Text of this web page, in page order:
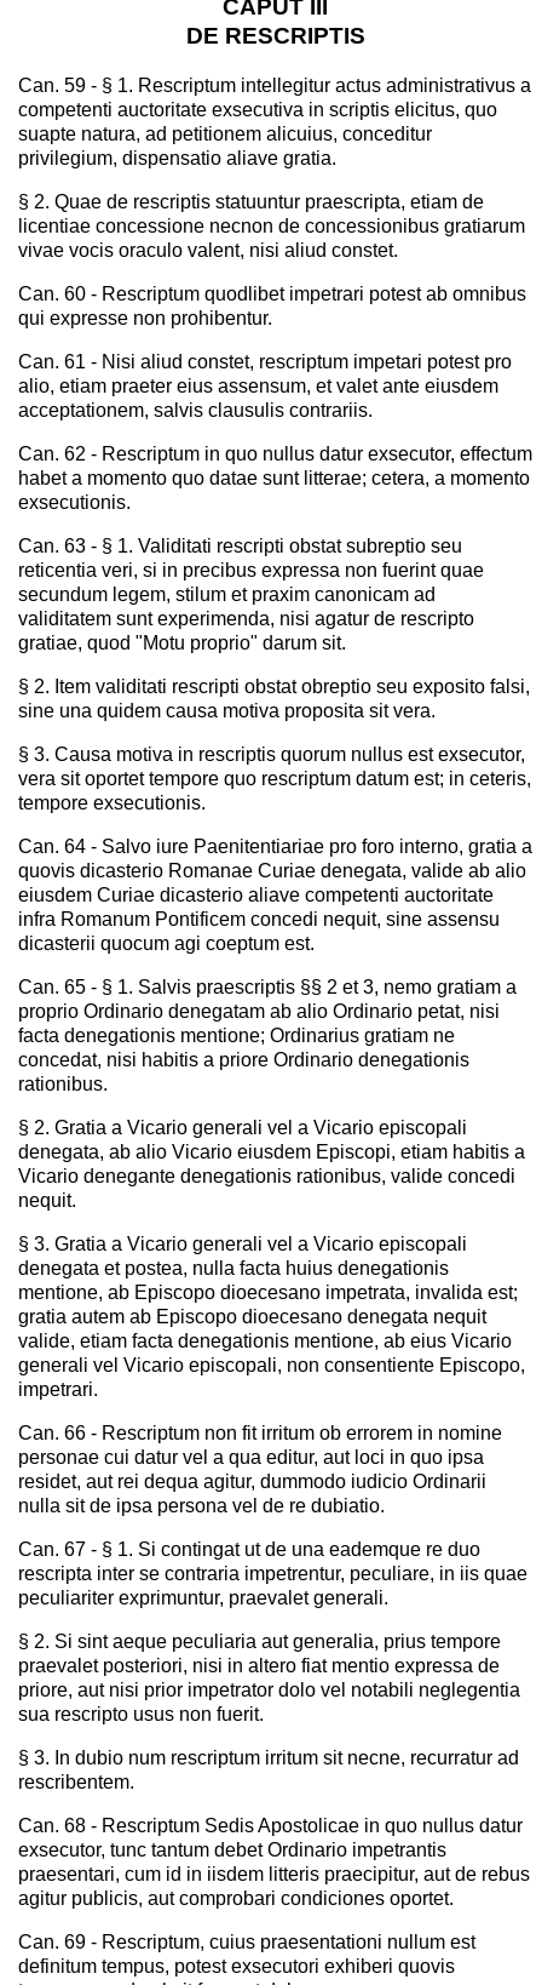
CAPUT III
DE RESCRIPTIS
Can. 59 - § 1. Rescriptum intellegitur actus administrativus a
competenti auctoritate exsecutiva in scriptis elicitus, quo
suapte natura, ad petitionem alicuius, conceditur
privilegium, dispensatio aliave gratia.
§ 2. Quae de rescriptis statuuntur praescripta, etiam de
licentiae concessione necnon de concessionibus gratiarum
vivae vocis oraculo valent, nisi aliud constet.
Can. 60 - Rescriptum quodlibet impetrari potest ab omnibus
qui expresse non prohibentur.
Can. 61 - Nisi aliud constet, rescriptum impetari potest pro
alio, etiam praeter eius assensum, et valet ante eiusdem
acceptationem, salvis clausulis contrariis.
Can. 62 - Rescriptum in quo nullus datur exsecutor, effectum
habet a momento quo datae sunt litterae; cetera, a momento
exsecutionis.
Can. 63 - § 1. Validitati rescripti obstat subreptio seu
reticentia veri, si in precibus expressa non fuerint quae
secundum legem, stilum et praxim canonicam ad
validitatem sunt experimenda, nisi agatur de rescripto
gratiae, quod "Motu proprio" darum sit.
§ 2. Item validitati rescripti obstat obreptio seu exposito falsi,
sine una quidem causa motiva proposita sit vera.
§ 3. Causa motiva in rescriptis quorum nullus est exsecutor,
vera sit oportet tempore quo rescriptum datum est; in ceteris,
tempore exsecutionis.
Can. 64 - Salvo iure Paenitentiariae pro foro interno, gratia a
quovis dicasterio Romanae Curiae denegata, valide ab alio
eiusdem Curiae dicasterio aliave competenti auctoritate
infra Romanum Pontificem concedi nequit, sine assensu
dicasterii quocum agi coeptum est.
Can. 65 - § 1. Salvis praescriptis §§ 2 et 3, nemo gratiam a
proprio Ordinario denegatam ab alio Ordinario petat, nisi
facta denegationis mentione; Ordinarius gratiam ne
concedat, nisi habitis a priore Ordinario denegationis
rationibus.
§ 2. Gratia a Vicario generali vel a Vicario episcopali
denegata, ab alio Vicario eiusdem Episcopi, etiam habitis a
Vicario denegante denegationis rationibus, valide concedi
nequit.
§ 3. Gratia a Vicario generali vel a Vicario episcopali
denegata et postea, nulla facta huius denegationis
mentione, ab Episcopo dioecesano impetrata, invalida est;
gratia autem ab Episcopo dioecesano denegata nequit
valide, etiam facta denegationis mentione, ab eius Vicario
generali vel Vicario episcopali, non consentiente Episcopo,
impetrari.
Can. 66 - Rescriptum non fit irritum ob errorem in nomine
personae cui datur vel a qua editur, aut loci in quo ipsa
residet, aut rei dequa agitur, dummodo iudicio Ordinarii
nulla sit de ipsa persona vel de re dubiatio.
Can. 67 - § 1. Si contingat ut de una eademque re duo
rescripta inter se contraria impetrentur, peculiare, in iis quae
peculiariter exprimuntur, praevalet generali.
§ 2. Si sint aeque peculiaria aut generalia, prius tempore
praevalet posteriori, nisi in altero fiat mentio expressa de
priore, aut nisi prior impetrator dolo vel notabili neglegentia
sua rescripto usus non fuerit.
§ 3. In dubio num rescriptum irritum sit necne, recurratur ad
rescribentem.
Can. 68 - Rescriptum Sedis Apostolicae in quo nullus datur
exsecutor, tunc tantum debet Ordinario impetrantis
praesentari, cum id in iisdem litteris praecipitur, aut de rebus
agitur publicis, aut comprobari condiciones oportet.
Can. 69 - Rescriptum, cuius praesentationi nullum est
definitum tempus, potest exsecutori exhiberi quovis